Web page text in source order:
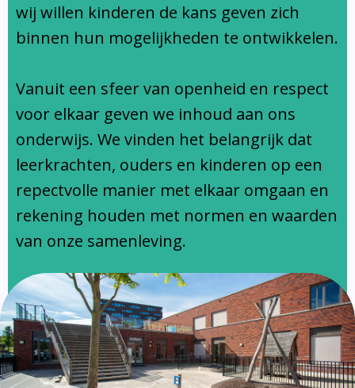
Ondersteuningsprofiel
wij willen kinderen de kans geven zich
binnen hun mogelijkheden te ontwikkelen.
Vanuit een sfeer van openheid en respect
voor elkaar geven we inhoud aan ons
onderwijs. We vinden het belangrijk dat
leerkrachten, ouders en kinderen op een
repectvolle manier met elkaar omgaan en
rekening houden met normen en waarden
van onze samenleving.